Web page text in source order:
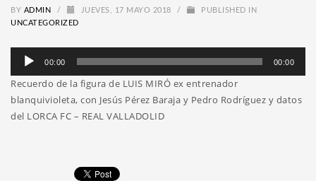
BY ADMIN / JUEVES, 17 MAYO 2018 /
PUBLISHED IN
UNCATEGORIZED
Reproductor
audio
00:00 00:00
Recuerdo de la figura de LUIS MIRÓ ex entrenador
blanquivioleta, con Jesús Pérez Baraja y Pedro Rodríguez y datos
del LORCA FC – REAL VALLADOLID